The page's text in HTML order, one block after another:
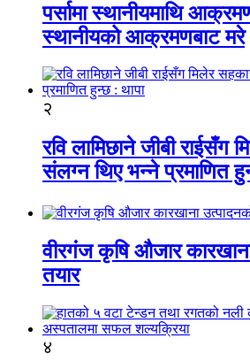
पर्सामा स्थानीयमाथि
स्थानीयको आक्रमणबाट मरे
२
रवि लामिछाने जीबी राईसँग
संलग्न थिए भन्ने प्रमाणित
वीरगंज कृषि औजार
तयार
४